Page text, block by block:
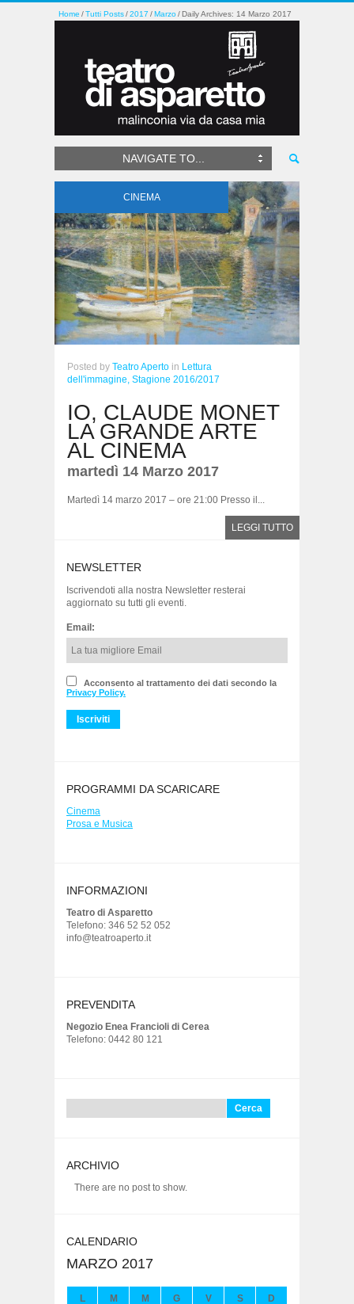
Home Tutti Posts 2017 Marzo Daily Archives: 14 Marzo 2017
NAVIGATE TO...
CINEMA
Posted by Teatro Aperto in Lettura
dell'immagine, Stagione 2016/2017
IO, CLAUDE MONET
LA GRANDE ARTE
AL CINEMA
martedì 14 Marzo 2017
Martedì 14 marzo 2017 – ore 21:00 Presso il...
LEGGI TUTTO
NEWSLETTER
Iscrivendoti alla nostra Newsletter resterai
aggiornato su tutti gli eventi.
Email:
Acconsento al trattamento dei dati secondo la
Privacy Policy.
PROGRAMMI DA SCARICARE
Cinema
Prosa e Musica
INFORMAZIONI
Teatro di Asparetto
Telefono: 346 52 52 052
info@teatroaperto.it
PREVENDITA
Negozio Enea Francioli di Cerea
Telefono: 0442 80 121
per:
ARCHIVIO
There are no post to show.
CALENDARIO
MARZO 2017
L M M G V S D